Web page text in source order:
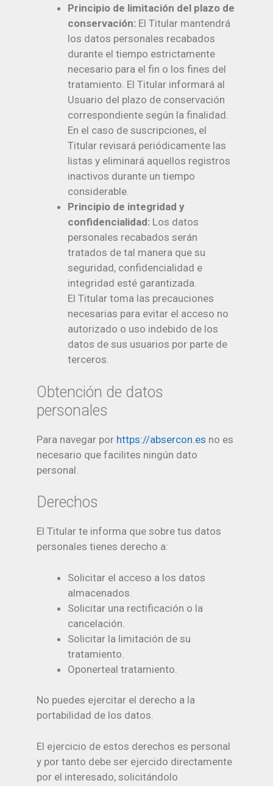
Principio de limitación del plazo de
conservación: El Titular mantendrá
los datos personales recabados
durante el tiempo estrictamente
necesario para el fin o los fines del
tratamiento. El Titular informará al
Usuario del plazo de conservación
correspondiente según la finalidad.
En el caso de suscripciones, el
Titular revisará periódicamente las
listas y eliminará aquellos registros
inactivos durante un tiempo
considerable.
Principio de integridad y
confidencialidad: Los datos
personales recabados serán
tratados de tal manera que su
seguridad, confidencialidad e
integridad esté garantizada.
El Titular toma las precauciones
necesarias para evitar el acceso no
autorizado o uso indebido de los
datos de sus usuarios por parte de
terceros.
Obtención de datos
personales
Para navegar por https://absercon.es no es
necesario que facilites ningún dato
personal.
Derechos
El Titular te informa que sobre tus datos
personales tienes derecho a:
Solicitar el acceso a los datos
almacenados.
Solicitar una rectificación o la
cancelación.
Solicitar la limitación de su
tratamiento.
Oponerteal tratamiento.
No puedes ejercitar el derecho a la
portabilidad de los datos.
El ejercicio de estos derechos es personal
y por tanto debe ser ejercido directamente
por el interesado, solicitándolo